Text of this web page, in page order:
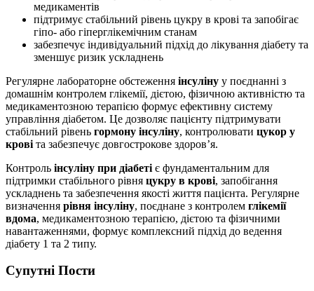
медикаментів
підтримує стабільний рівень цукру в крові та запобігає
гіпо- або гіперглікемічним станам
забезпечує індивідуальний підхід до лікування діабету та
зменшує ризик ускладнень
Регулярне лабораторне обстеження інсуліну у поєднанні з
домашнім контролем глікемії, дієтою, фізичною активністю та
медикаментозною терапією формує ефективну систему
управління діабетом. Це дозволяє пацієнту підтримувати
стабільний рівень гормону інсуліну, контролювати цукор у
крові та забезпечує довгострокове здоров’я.
Контроль інсуліну при діабеті є фундаментальним для
підтримки стабільного рівня цукру в крові, запобігання
ускладнень та забезпечення якості життя пацієнта. Регулярне
визначення рівня інсуліну, поєднане з контролем глікемії
вдома, медикаментозною терапією, дієтою та фізичними
навантаженнями, формує комплексний підхід до ведення
діабету 1 та 2 типу.
Супутні Поcти